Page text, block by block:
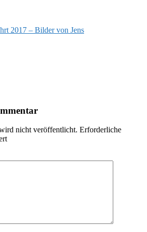
2017 – Bilder von Jens
nicht veröffentlicht. Erforderliche